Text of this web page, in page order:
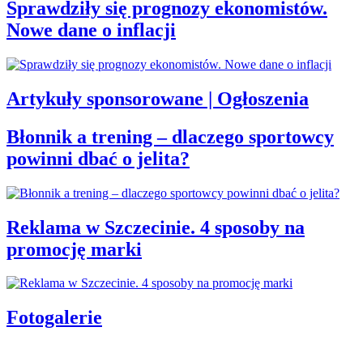
Sprawdziły się prognozy ekonomistów.
Nowe dane o inflacji
Artykuły sponsorowane | Ogłoszenia
Błonnik a trening – dlaczego sportowcy
powinni dbać o jelita?
Reklama w Szczecinie. 4 sposoby na
promocję marki
Fotogalerie